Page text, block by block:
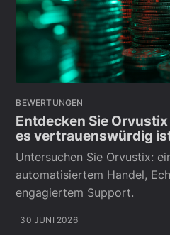
BEWERTUNGEN
Entdecken Sie
es vertrauenswürdig
Untersuchen Sie Orvustix:
automatisiertem Handel,
engagiertem Support.
30 JUNI 2026